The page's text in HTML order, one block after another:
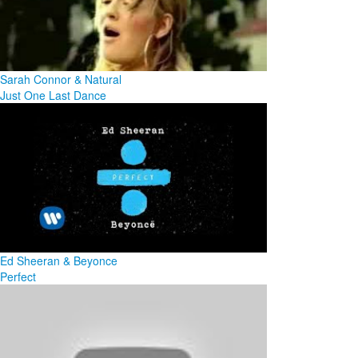
Sarah Connor & Natural
Just One Last Dance
Ed Sheeran & Beyonce
Perfect